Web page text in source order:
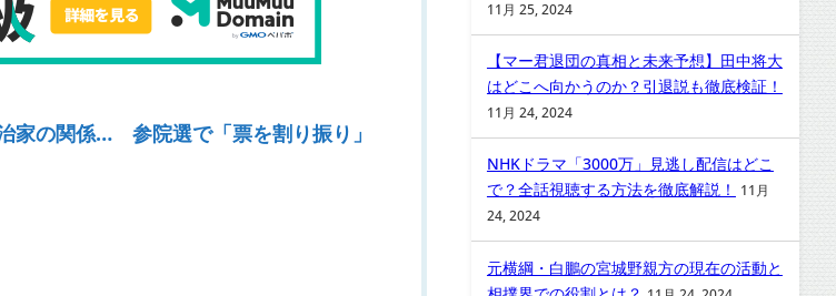
家の関係… 参院選で「票を割り振り」
11月 25, 2024
【マー君退団の真相と未来予想】田中将大
はどこへ向かうのか？引退説も徹底検証！
11月 24, 2024
NHKドラマ「3000万」見逃し配信はどこ
で？全話視聴する方法を徹底解説！
11月
24, 2024
元横綱・白鵬の宮城野親方の現在の活動と